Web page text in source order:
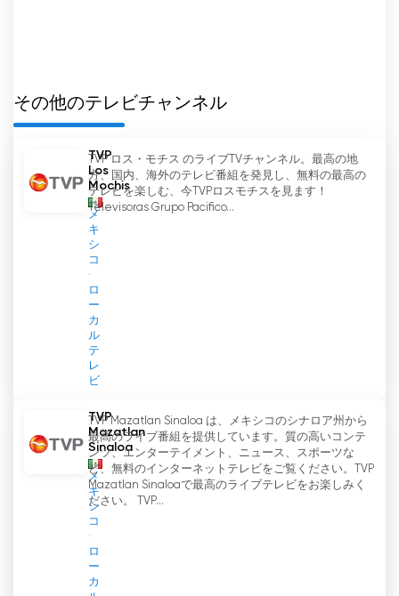
その他のテレビチャンネル
TVP
Los
Mochis
メ
キ
シ
コ
ロ
ー
カ
ル
テ
レ
ビ
TVP ロス・モチス のライブTVチャンネル。最高の地
方、国内、海外のテレビ番組を発見し、無料の最高の
テレビを楽しむ、今TVPロスモチスを見ます！
Televisoras Grupo Pacifico...
TVP
Mazatlan
Sinaloa
メ
キ
シ
コ
ロ
ー
カ
TVP Mazatlan Sinaloa は、メキシコのシナロア州から
最高のライブ番組を提供しています。質の高いコンテ
ンツ、エンターテイメント、ニュース、スポーツな
ど、無料のインターネットテレビをご覧ください。TVP
Mazatlan Sinaloaで最高のライブテレビをお楽しみく
ださい。 TVP...